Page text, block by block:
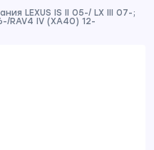
LEXUS IS II 05-/ LX III 07-;
RAV4 IV (XA40) 12-